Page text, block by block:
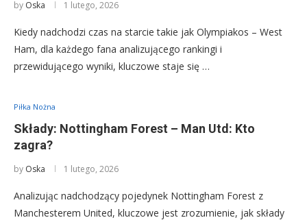
by Oska 1 lutego, 2026
Kiedy nadchodzi czas na starcie takie jak Olympiakos – West
Ham, dla każdego fana analizującego rankingi i
przewidującego wyniki, kluczowe staje się …
Piłka Nożna
Składy: Nottingham Forest – Man Utd: Kto
zagra?
by Oska 1 lutego, 2026
Analizując nadchodzący pojedynek Nottingham Forest z
Manchesterem United, kluczowe jest zrozumienie, jak składy